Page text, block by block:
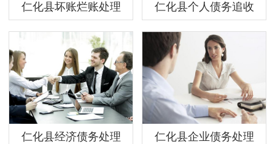
仁化县坏账烂账处理 仁化县个人债务追收
仁化县经济债务处理 仁化县企业债务处理